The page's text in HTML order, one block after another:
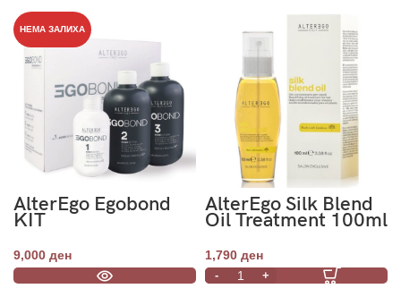
НЕМА ЗАЛИХА
AlterEgo Egobond
KIT
9,000 ден
AlterEgo Silk Blend
Oil Treatment 100ml
1,790 ден